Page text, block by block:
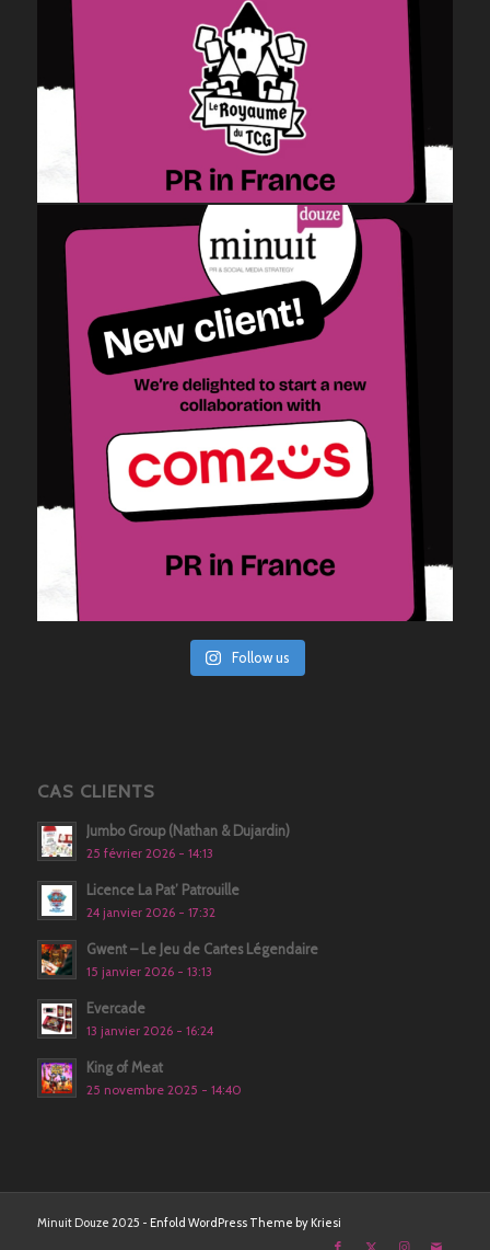
Follow us
CAS CLIENTS
Jumbo Group (Nathan & Dujardin)
25 février 2026 - 14:13
Licence La Pat’ Patrouille
24 janvier 2026 - 17:32
Gwent – Le Jeu de Cartes Légendaire
15 janvier 2026 - 13:13
Evercade
13 janvier 2026 - 16:24
King of Meat
25 novembre 2025 - 14:40
Minuit Douze 2025 - Enfold WordPress Theme by Kriesi